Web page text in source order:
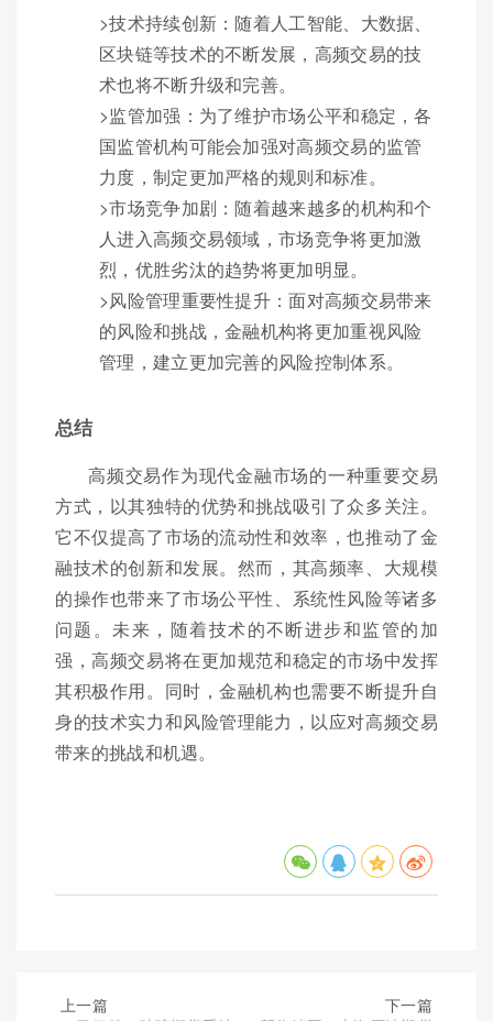
>技术持续创新：随着人工智能、大数据、
区块链等技术的不断发展，高频交易的技
术也将不断升级和完善。
>监管加强：为了维护市场公平和稳定，各
国监管机构可能会加强对高频交易的监管
力度，制定更加严格的规则和标准。
>市场竞争加剧：随着越来越多的机构和个
人进入高频交易领域，市场竞争将更加激
烈，优胜劣汰的趋势将更加明显。
>风险管理重要性提升：面对高频交易带来
的风险和挑战，金融机构将更加重视风险
管理，建立更加完善的风险控制体系。
总结
高频交易作为现代金融市场的一种重要交易
方式，以其独特的优势和挑战吸引了众多关注。
它不仅提高了市场的流动性和效率，也推动了金
融技术的创新和发展。然而，其高频率、大规模
的操作也带来了市场公平性、系统性风险等诸多
问题。未来，随着技术的不断进步和监管的加
强，高频交易将在更加规范和稳定的市场中发挥
其积极作用。同时，金融机构也需要不断提升自
身的技术实力和风险管理能力，以应对高频交易
带来的挑战和机遇。
上一篇
下一篇